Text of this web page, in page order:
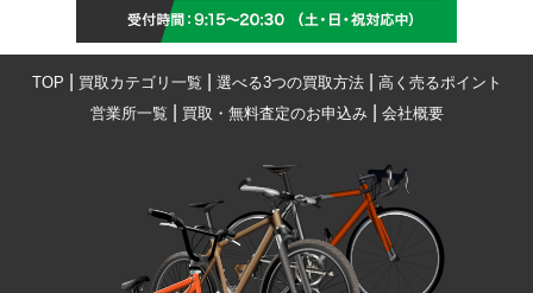
TOP 買取カテゴリ一覧 選べる3つの買取方法| 高く売るポイント
営業所一覧
買取・無料査定のお申込み| 会社概要